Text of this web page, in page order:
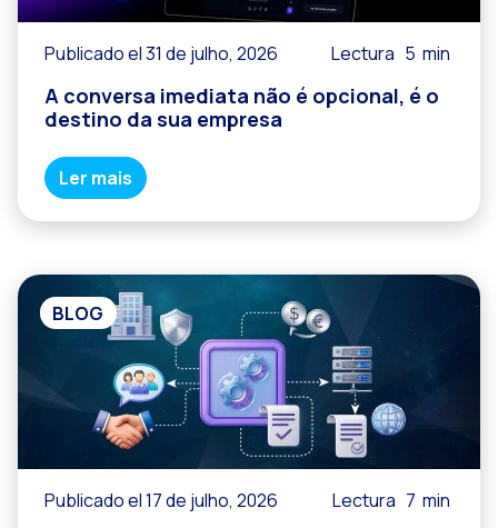
Publicado el 31 de julho, 2026 Lectura 5 min
A conversa imediata não é opcional, é o
destino da sua empresa
Ler mais
BLOG
Publicado el 17 de julho, 2026 Lectura 7 min